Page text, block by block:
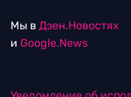
Мы в Дзен.Новостях
и Google.News